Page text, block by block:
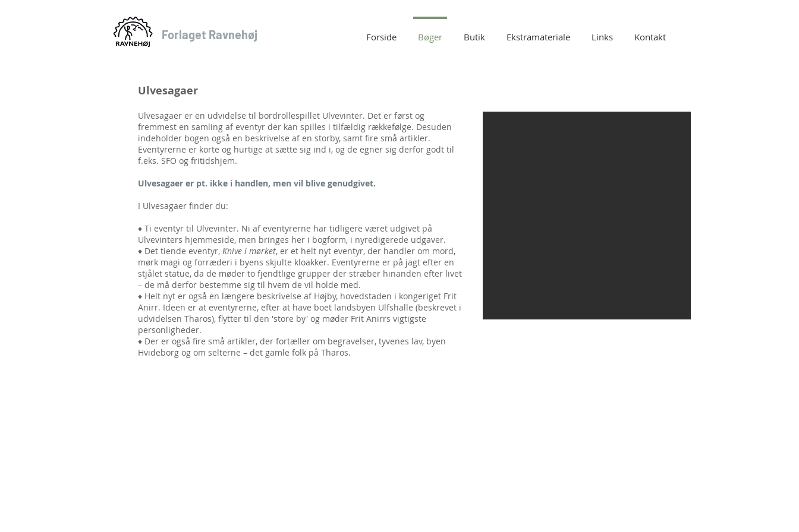
Forlaget Ravnehøj Forside Bøger Butik Ekstramateriale Links
Kontakt
Ulvesagaer
Ulvesagaer er en udvidelse til bordrollespillet Ulvevinter. Det er først og
fremmest en samling af eventyr der kan spilles i tilfældig rækkefølge. Desuden
indeholder bogen også en beskrivelse af en storby, samt fire små artikler.
Eventyrerne er korte og hurtige at sætte sig ind i, og de egner sig derfor godt til
f.eks. SFO og fritidshjem.
Ulvesagaer er pt. ikke i handlen, men vil blive genudgivet.
I Ulvesagaer finder du:
♦ Ti eventyr til Ulvevinter. Ni af eventyrerne har tidligere været udgivet på
Ulvevinters hjemmeside, men bringes her i bogform, i nyredigerede udgaver.
♦ Det tiende eventyr, Knive i mørket, er et helt nyt eventyr, der handler om mord,
mørk magi og forræderi i byens skjulte kloakker. Eventyrerne er på jagt efter en
stjålet statue, da de møder to fjendtlige grupper der stræber hinanden efter livet
– de må derfor bestemme sig til hvem de vil holde med.
♦ Helt nyt er også en længere beskrivelse af Højby, hovedstaden i kongeriget Frit
Anirr. Ideen er at eventyrerne, efter at have boet landsbyen Ulfshalle (beskrevet i
udvidelsen Tharos), flytter til den 'store by' og møder Frit Anirrs vigtigste
personligheder.
♦ Der er også fire små artikler, der fortæller om begravelser, tyvenes lav, byen
Hvideborg og om selterne – det gamle folk på Tharos.